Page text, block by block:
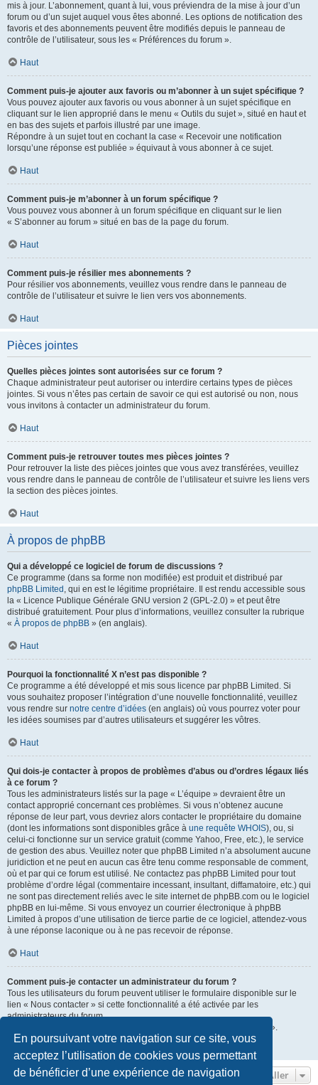
En poursuivant votre navigation sur ce site, vous
acceptez l’utilisation de cookies vous permettant
de bénéficier d’une expérience de navigation
mis à jour. L’abonnement, quant à lui, vous préviendra de la mise à jour d’un
forum ou d’un sujet auquel vous êtes abonné. Les options de notification des
favoris et des abonnements peuvent être modifiés depuis le panneau de
contrôle de l’utilisateur, sous les « Préférences du forum ».
Haut
Comment puis-je ajouter aux favoris ou m’abonner à un sujet spécifique ?
Vous pouvez ajouter aux favoris ou vous abonner à un sujet spécifique en
cliquant sur le lien approprié dans le menu « Outils du sujet », situé en haut et
en bas des sujets et parfois illustré par une image.
Répondre à un sujet tout en cochant la case « Recevoir une notification
lorsqu’une réponse est publiée » équivaut à vous abonner à ce sujet.
Haut
Comment puis-je m’abonner à un forum spécifique ?
Vous pouvez vous abonner à un forum spécifique en cliquant sur le lien
« S’abonner au forum » situé en bas de la page du forum.
Haut
Comment puis-je résilier mes abonnements ?
Pour résilier vos abonnements, veuillez vous rendre dans le panneau de
contrôle de l’utilisateur et suivre le lien vers vos abonnements.
Haut
Pièces jointes
Quelles pièces jointes sont autorisées sur ce forum ?
Chaque administrateur peut autoriser ou interdire certains types de pièces
jointes. Si vous n’êtes pas certain de savoir ce qui est autorisé ou non, nous
vous invitons à contacter un administrateur du forum.
Haut
Comment puis-je retrouver toutes mes pièces jointes ?
Pour retrouver la liste des pièces jointes que vous avez transférées, veuillez
vous rendre dans le panneau de contrôle de l’utilisateur et suivre les liens vers
la section des pièces jointes.
Haut
À propos de phpBB
Qui a développé ce logiciel de forum de discussions ?
Ce programme (dans sa forme non modifiée) est produit et distribué par
phpBB Limited , qui en est le légitime propriétaire. Il est rendu accessible sous
la « Licence Publique Générale GNU version 2 (GPL-2.0) » et peut être
distribué gratuitement. Pour plus d’informations, veuillez consulter la rubrique
« À propos de phpBB » (en anglais).
Haut
Pourquoi la fonctionnalité X n’est pas disponible ?
Ce programme a été développé et mis sous licence par phpBB Limited. Si
vous souhaitez proposer l’intégration d’une nouvelle fonctionnalité, veuillez
vous rendre sur notre centre d’idées (en anglais) où vous pourrez voter pour
les idées soumises par d’autres utilisateurs et suggérer les vôtres.
Haut
Qui dois-je contacter à propos de problèmes d’abus ou d’ordres légaux liés
à ce forum ?
Tous les administrateurs listés sur la page « L’équipe » devraient être un
contact approprié concernant ces problèmes. Si vous n’obtenez aucune
réponse de leur part, vous devriez alors contacter le propriétaire du domaine
(dont les informations sont disponibles grâce à une requête WHOIS), ou, si
celui-ci fonctionne sur un service gratuit (comme Yahoo, Free, etc.), le service
de gestion des abus. Veuillez noter que phpBB Limited n’a absolument aucune
juridiction et ne peut en aucun cas être tenu comme responsable de comment,
où et par qui ce forum est utilisé. Ne contactez pas phpBB Limited pour tout
problème d’ordre légal (commentaire incessant, insultant, diffamatoire, etc.) qui
ne sont pas directement reliés avec le site internet de phpBB.com ou le logiciel
phpBB en lui-même. Si vous envoyez un courrier électronique à phpBB
Limited à propos d’une utilisation de tierce partie de ce logiciel, attendez-vous
à une réponse laconique ou à ne pas recevoir de réponse.
Haut
Comment puis-je contacter un administrateur du forum ?
Tous les utilisateurs du forum peuvent utiliser le formulaire disponible sur le
lien « Nous contacter » si cette fonctionnalité a été activée par les
administrateurs du forum.
Les membres du forum peuvent également utiliser le lien « L’équipe ».
Aller